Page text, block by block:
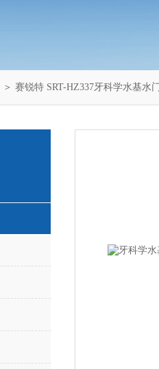
＞ 赛锐特 SRT-HZ337牙科学水基水